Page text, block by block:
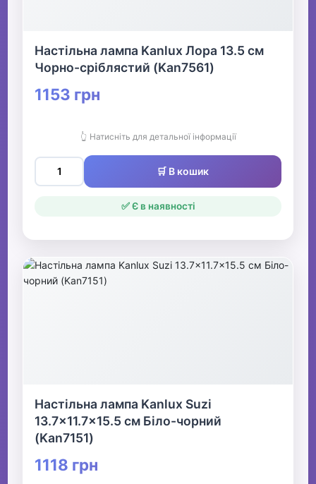
Настільна лампа Kanlux Лора 13.5 см
Чорно-сріблястий (Kan7561)
1153 грн
👆 Натисніть для детальної інформації
🛒 В кошик
✅ Є в наявності
Настільна лампа Kanlux Suzi
13.7x11.7x15.5 см Біло-чорний
(Kan7151)
1118 грн